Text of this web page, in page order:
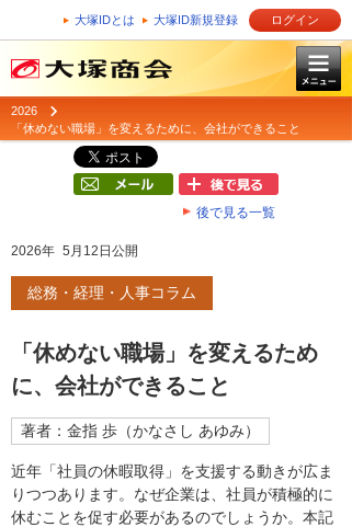
大塚IDとは 大塚ID新規登録 ログイン
2026
「休めない職場」を変えるために、会社ができること
後で見る一覧
2026年 5月12日公開
総務・経理・人事コラム
「休めない職場」を変えるため
に、会社ができること
著者：金指 歩（かなさし あゆみ）
近年「社員の休暇取得」を支援する動きが広ま
りつつあります。なぜ企業は、社員が積極的に
休むことを促す必要があるのでしょうか。本記